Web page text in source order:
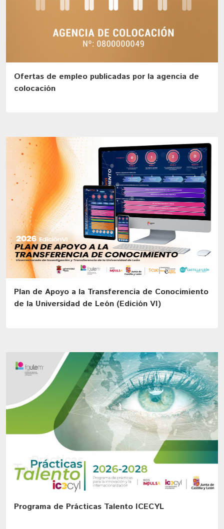
Ofertas de empleo publicadas por la agencia de
colocación
Plan de Apoyo a la Transferencia de Conocimiento
de la Universidad de León (Edición VI)
Programa de Prácticas Talento ICECYL